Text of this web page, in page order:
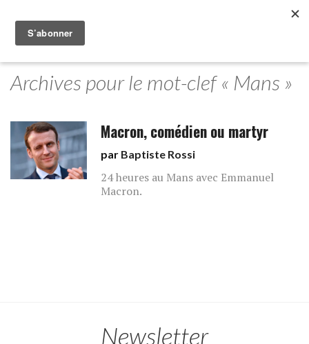
Archives pour le mot-clef « Mans »
Macron, comédien ou martyr
par Baptiste Rossi
24 heures au Mans avec Emmanuel
Macron.
Newsletter